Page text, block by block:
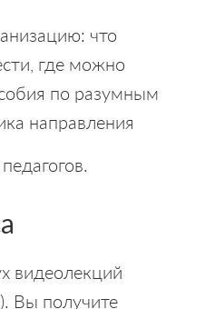
что
где можно
по разумным
направления
видеолекций
Вы получите